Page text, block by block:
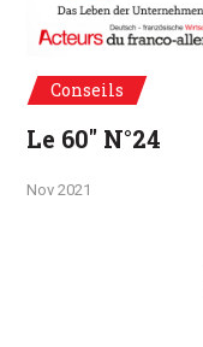
Conseils
Le 60" N°24
Nov 2021